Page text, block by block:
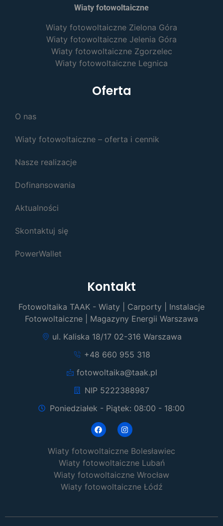
Wiaty fotowoltaiczne
Wiaty fotowoltaiczne Zielona Góra
Wiaty fotowoltaiczne Jelenia Góra
Wiaty fotowoltaiczne Zgorzelec
Wiaty fotowoltaiczne Legnica
Oferta
O nas
Wiaty fotowoltaiczne – oferta i cennik
Nasze realizacje
Dofinansowania
Aktualności
Skontaktuj się
PowerWallet
Kontakt
Fotowoltaika TAAK - Wiaty | Carporty | Instalacje
Fotowoltaiczne | Magazyny Energii Warszawa
ul. Kaliska 18/17 02-316 Warszawa
+48 660 955 318
fotowoltaika@taak.pl
NIP 5222388987
Poniedziałek - Piątek: 08:00 - 18:00
Wiaty fotowoltaiczne Bolesławiec
Wiaty fotowoltaiczne Lubań
Wiaty fotowoltaiczne Wrocław
Wiaty fotowoltaiczne Łódź